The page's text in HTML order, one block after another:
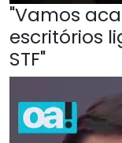
"Vamos
escritórios
STF"